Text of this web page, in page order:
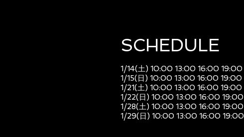
SCHEDULE​
1/14(土) 10:00 13:00 16:00 19:00
1/15(日) 10:00 13:00 16:00 19:00
1/21(土) 10:00 13:00 16:00 19:00
1/22(日) 10:00 13:00 16:00 19:00
1/28(土) 10:00 13:00 16:00 19:00
1/29(日) 10:00 13:00 16:00 19:00